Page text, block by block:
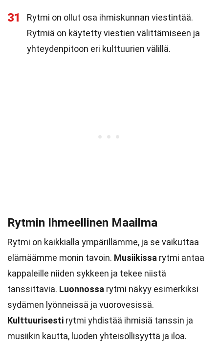
31
Rytmi on ollut osa ihmiskunnan viestintää.
Rytmiä on käytetty viestien välittämiseen ja
yhteydenpitoon eri kulttuurien välillä.
Rytmin Ihmeellinen Maailma
Rytmi on kaikkialla ympärillämme, ja se vaikuttaa
elämäämme monin tavoin. Musiikissa rytmi antaa
kappaleille niiden sykkeen ja tekee niistä
tanssittavia. Luonnossa rytmi näkyy esimerkiksi
sydämen lyönneissä ja vuorovesissä.
Kulttuurisesti rytmi yhdistää ihmisiä tanssin ja
musiikin kautta, luoden yhteisöllisyyttä ja iloa.